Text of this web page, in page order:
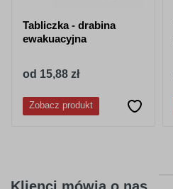
Tabliczka - drabina
ewakuacyjna
od 15,88 zł
Zobacz produkt